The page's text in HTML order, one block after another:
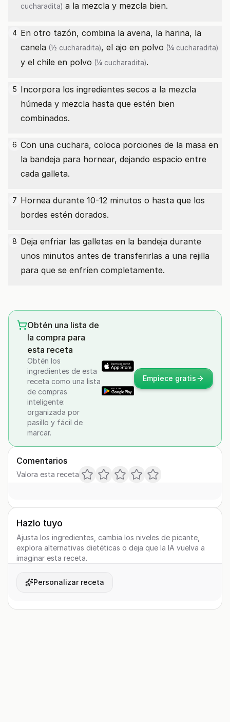
cucharadita) a la mezcla y mezcla bien.
4 En otro tazón, combina la avena, la harina, la
canela (½ cucharadita), el ajo en polvo (¼ cucharadita)
y el chile en polvo (¼ cucharadita).
5 Incorpora los ingredientes secos a la mezcla
húmeda y mezcla hasta que estén bien
combinados.
6 Con una cuchara, coloca porciones de la masa en
la bandeja para hornear, dejando espacio entre
cada galleta.
7 Hornea durante 10-12 minutos o hasta que los
bordes estén dorados.
8 Deja enfriar las galletas en la bandeja durante
unos minutos antes de transferirlas a una rejilla
para que se enfríen completamente.
Obtén una lista de
la compra para
esta receta
Obtén los
ingredientes de esta
receta como una lista
de compras
inteligente:
organizada por
pasillo y fácil de
marcar.
Empiece gratis
Comentarios
Valora esta receta
Hazlo tuyo
Ajusta los ingredientes, cambia los niveles de picante,
explora alternativas dietéticas o deja que la IA vuelva a
imaginar esta receta.
Personalizar receta